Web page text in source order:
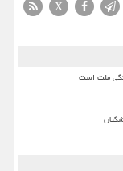
X
ملت است